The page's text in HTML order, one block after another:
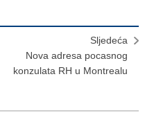
Sljedeća
Nova adresa pocasnog
konzulata RH u Montrealu